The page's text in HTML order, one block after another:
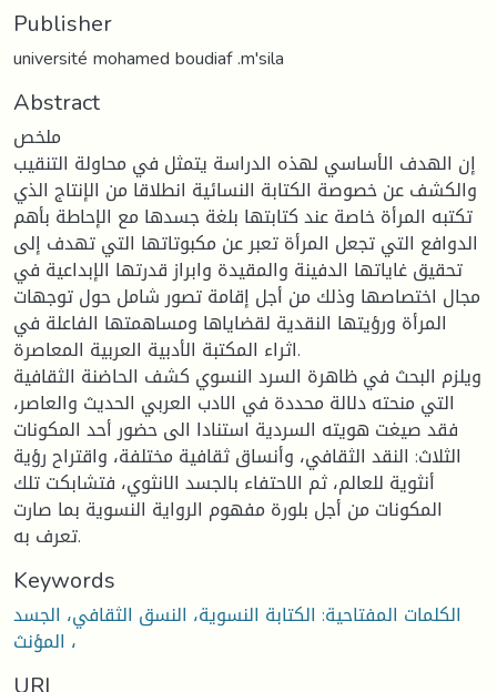
Publisher
université mohamed boudiaf .m'sila
Abstract
ملخص
إن الهدف الأساسي لهذه الدراسة يتمثل في محاولة التنقيب
والكشف عن خصوصة الكتابة النسائية انطلاقا من الإنتاج الذي
تكتبه المرأة خاصة عند كتابتها بلغة جسدها مع الإحاطة بأهم
الدوافع التي تجعل المرأة تعبر عن مكبوتاتها التي تهدف إلى
تحقيق غاياتها الدفينة والمقيدة وابراز قدرتها الإبداعية في
مجال اختصاصها وذلك من أجل إقامة تصور شامل حول توجهات
المرأة ورؤيتها النقدية لقضاياها ومساهمتها الفاعلة في
اثراء المكتبة الأدبية العربية المعاصرة.
ويلزم البحث في ظاهرة السرد النسوي كشف الحاضنة الثقافية
التي منحته دلالة محددة في الادب العربي الحديث والعاصر،
فقد صيغت هويته السردية استنادا الى حضور أحد المكونات
الثلاث: النقد الثقافي، وأنساق ثقافية مختلفة، واقتراح رؤية
أنثوية للعالم، ثم الاحتفاء بالجسد الانثوي، فتشابكت تلك
المكونات من أجل بلورة مفهوم الرواية النسوية بما صارت
تعرف به.
Keywords
الكلمات المفتاحية: الكتابة النسوية، النسق الثقافي، الجسد
المؤنث ،